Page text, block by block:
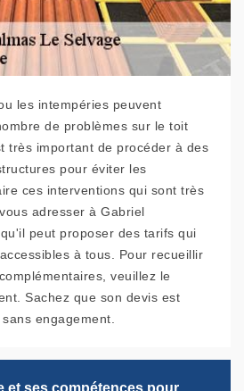
les intempéries peuvent
de problèmes sur le toit
très important de procéder à des
pour éviter les
ces interventions qui sont très
adresser à Gabriel
peut proposer des tarifs qui
à tous. Pour recueillir
veuillez le
Sachez que son devis est
engagement.